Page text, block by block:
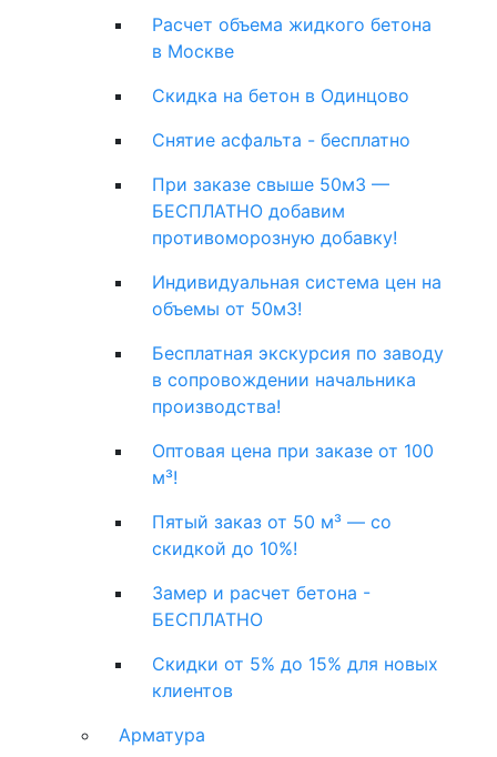
Расчет объема жидкого бетона
в Москве
Скидка на бетон в Одинцово
Снятие асфальта - бесплатно
При заказе свыше 50м3 —
БЕСПЛАТНО добавим
противоморозную добавку!
Индивидуальная система цен на
объемы от 50м3!
Бесплатная экскурсия по заводу
в сопровождении начальника
производства!
Оптовая цена при заказе от 100
м³!
Пятый заказ от 50 м³ — со
скидкой до 10%!
Замер и расчет бетона -
БЕСПЛАТНО
Скидки от 5% до 15% для новых
клиентов
Арматура